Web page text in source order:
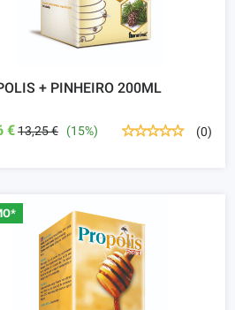
+ PINHEIRO 200ML
€13,25 € (15%) (0)